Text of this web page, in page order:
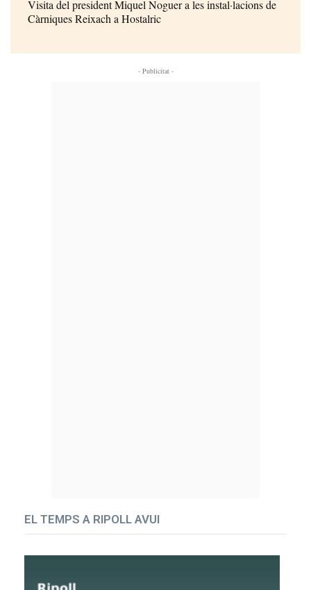
Visita del president Miquel Noguer a les instal·lacions de
Càrniques Reixach a Hostalric
- Publicitat -
EL TEMPS A RIPOLL AVUI